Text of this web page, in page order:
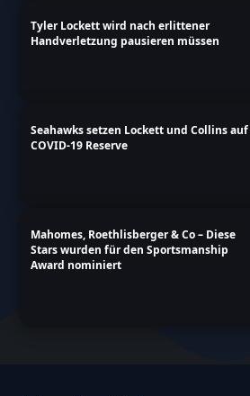
Tyler Lockett wird nach erlittener
Handverletzung pausieren müssen
Seahawks setzen Lockett und Collins auf
COVID-19 Reserve
Mahomes, Roethlisberger & Co – Diese
Stars wurden für den Sportsmanship
Award nominiert